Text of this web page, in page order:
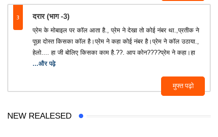
3 दरार (भाग -3)
मुफ्त पढ़ो
प्रेम के मोबाइल पर कॉल आता है., प्रेम ने देखा तो कोई नंबर था.,प्रतीक ने
पूछा दोस्त किसका कॉल है।प्रेम ने कहा कोई नंबर है।प्रेम ने कॉल उठाया.,
हेलो.... हा जी बोलिए किसका काम है.??. आप कोन????प्रेम ने कहा।हा
...और पढ़े
NEW REALESED